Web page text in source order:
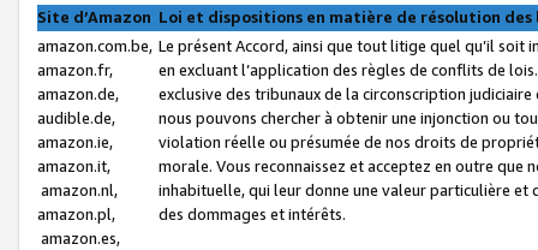
Site d’Amazon Loi et dispositions en matière de résolution
amazon.com.be,
amazon.fr,
amazon.de,
audible.de,
amazon.ie,
amazon.it,
amazon.nl,
amazon.pl,
amazon.es,
Le présent Accord, ainsi que tout litige quel qu’il soit
en excluant l’application des règles de conflits de
exclusive des tribunaux de la circonscription
nous pouvons chercher à obtenir une injonction ou
violation réelle ou présumée de nos droits de
morale. Vous reconnaissez et acceptez en outre que
inhabituelle, qui leur donne une valeur particulière
des dommages et intérêts.